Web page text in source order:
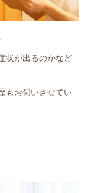
状が出るのかなど
もお伺いさせてい